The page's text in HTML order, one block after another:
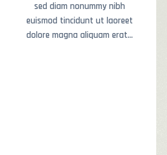
sed diam nonummy nibh
euismod tincidunt ut laoreet
dolore magna aliquam erat…